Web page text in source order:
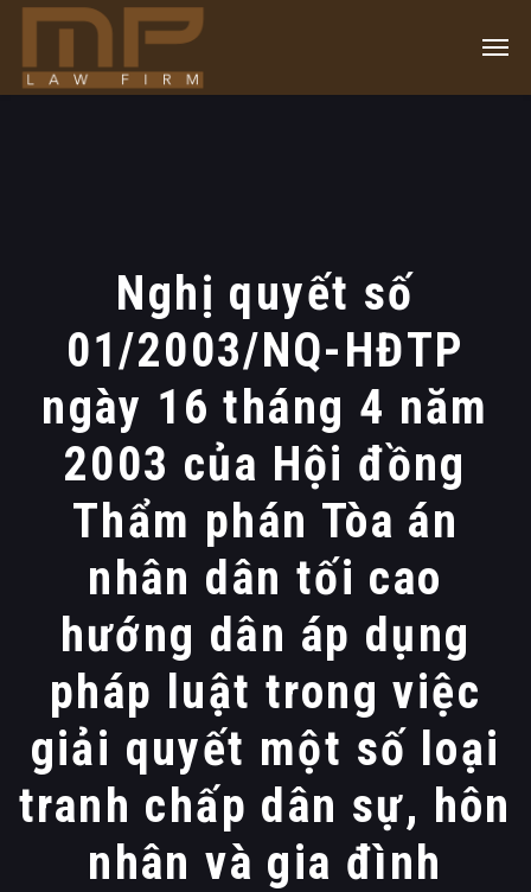
Nghị quyết số
01/2003/NQ-HĐTP
ngày 16 tháng 4 năm
2003 của Hội đồng
Thẩm phán Tòa án
nhân dân tối cao
hướng dân áp dụng
pháp luật trong việc
giải quyết một số loại
tranh chấp dân sự, hôn
nhân và gia đình